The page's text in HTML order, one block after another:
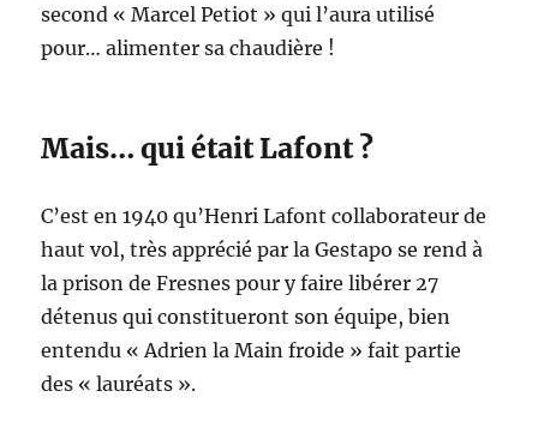
second « Marcel Petiot » qui l’aura utilisé
pour… alimenter sa chaudière !
Mais… qui était Lafont ?
C’est en 1940 qu’Henri Lafont collaborateur de
haut vol, très apprécié par la Gestapo se rend à
la prison de Fresnes pour y faire libérer 27
détenus qui constitueront son équipe, bien
entendu « Adrien la Main froide » fait partie
des « lauréats ».